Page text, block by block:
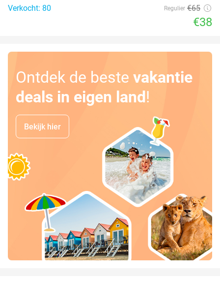
Verkocht: 80
Regulier €65
€38
Ontdek de beste vakantie
deals in eigen land!
Bekijk hier